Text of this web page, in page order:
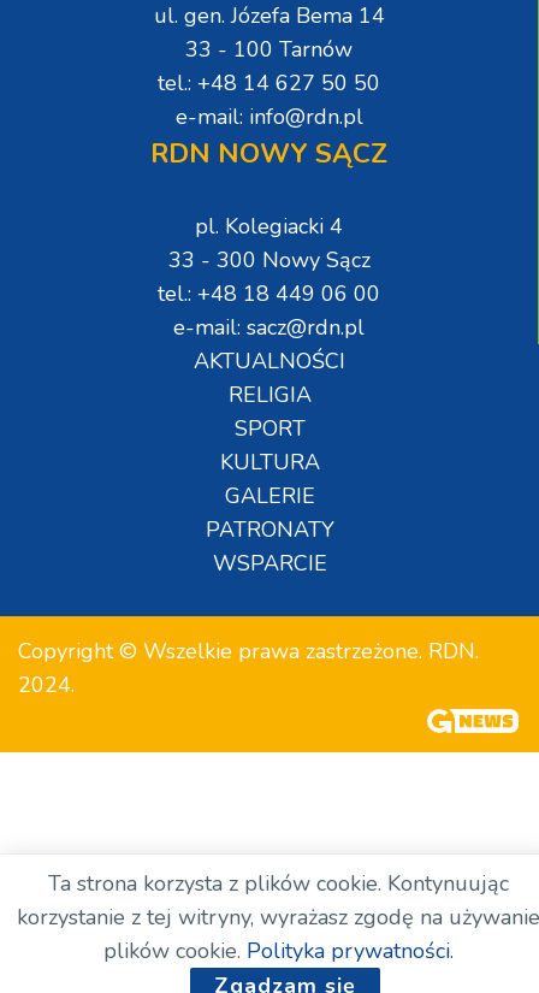
ul. gen. Józefa Bema 14
33 - 100 Tarnów
tel.: +48 14 627 50 50
e-mail: info@rdn.pl
RDN NOWY SĄCZ
pl. Kolegiacki 4
33 - 300 Nowy Sącz
tel.: +48 18 449 06 00
e-mail: sacz@rdn.pl
AKTUALNOŚCI
RELIGIA
SPORT
KULTURA
GALERIE
PATRONATY
WSPARCIE
Copyright © Wszelkie prawa zastrzeżone. RDN.
2024.
Ta strona korzysta z plików cookie. Kontynuując
korzystanie z tej witryny, wyrażasz zgodę na używanie
plików cookie. Polityka prywatności.
Zgadzam się